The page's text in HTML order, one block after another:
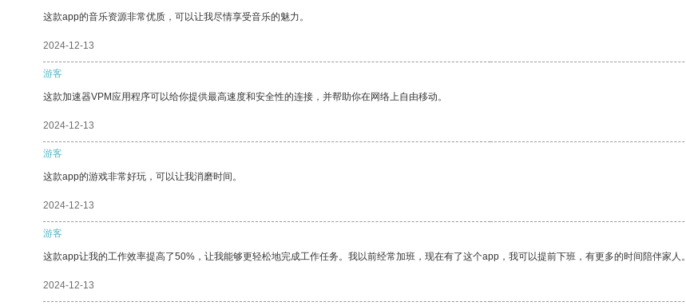
这款app的音乐资源非常优质，可以让我尽情享受音乐的魅力。
2024-12-13
游客
这款加速器VPM应用程序可以给你提供最高速度和安全性的连接，并帮助你在网络上自由移动。
2024-12-13
游客
这款app的游戏非常好玩，可以让我消磨时间。
2024-12-13
游客
这款app让我的工作效率提高了50%，让我能够更轻松地完成工作任务。我以前经常加班，现在有了这个app，我可以提前下班，有更多的时间陪伴家人。
2024-12-13